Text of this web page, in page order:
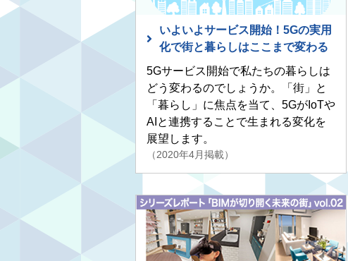
いよいよサービス開始！5Gの実用
化で街と暮らしはここまで変わる
5Gサービス開始で私たちの暮らしは
どう変わるのでしょうか。「街」と
「暮らし」に焦点を当て、5GがIoTや
AIと連携することで生まれる変化を
展望します。
（2020年4月掲載）